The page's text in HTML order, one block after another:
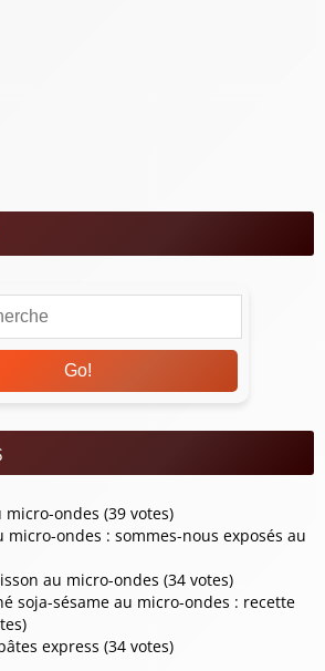
Go!
micro-ondes (39 votes)
micro-ondes : sommes-nous exposés au
au micro-ondes (34 votes)
soja-sésame au micro-ondes : recette
express (34 votes)